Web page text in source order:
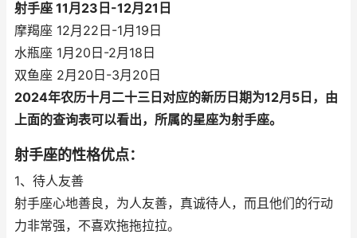
射手座 11月23日-12月21日
摩羯座 12月22日-1月19日
水瓶座 1月20日-2月18日
双鱼座 2月20日-3月20日
2024年农历十月二十三日对应的新历日期为12月5日，由
上面的查询表可以看出，所属的星座为射手座。
射手座的性格优点：
1、待人友善
射手座心地善良，为人友善，真诚待人，而且他们的行动
力非常强，不喜欢拖拖拉拉。